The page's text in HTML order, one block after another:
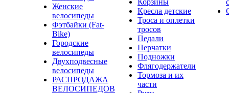
Женские
велосипеды
Фэтбайки (Fat-
Bike)
Городские
велосипеды
Двухподвесные
велосипеды
РАСПРОДАЖА
ВЕЛОСИПЕДОВ
Корзины
Кресла детские
Троса и оплетки
тросов
Педали
Перчатки
Подножки
Флягодержатели
Тормоза и их
части